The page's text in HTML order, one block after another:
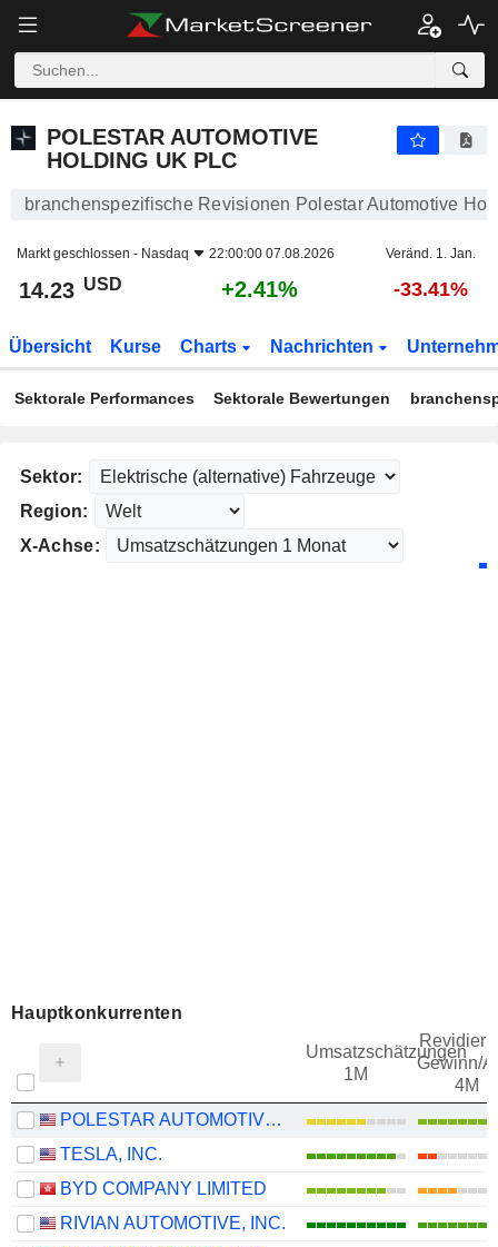
POLESTAR AUTOMOTIVE
HOLDING UK PLC
branchenspezifische Revisionen Polestar Automotive
Markt geschlossen - Nasdaq 22:00:00 07.08.2026 Veränd. 1. Jan.
14.23 USD +2.41% -33.41%
Übersicht Kurse Charts Nachrichten
Sektorale Performances Sektorale Bewertungen
Sektor:
Region:
X-Achse:
Hauptkonkurrenten
Umsatzschätzungen
1M
Gewinn/
4M
POLESTAR AUTOMOTIVE HOLDING UK PLC
TESLA, INC.
BYD COMPANY LIMITED
RIVIAN AUTOMOTIVE, INC.